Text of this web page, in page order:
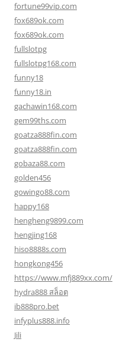
fortune99vip.com
fox689ok.com
fox689ok.com
fullslotpg
fullslotpg168.com
funny18
funny18.in
gachawin168.com
gem99ths.com
goatza888fin.com
goatza888fin.com
gobaza88.com
golden456
gowingo88.com
happy168
hengheng9899.com
hengjing168
hiso8888s.com
hongkong456
https://www.mfj889xx.com/
hydra888 สล็อต
ib888pro.bet
infyplus888.info
Jili